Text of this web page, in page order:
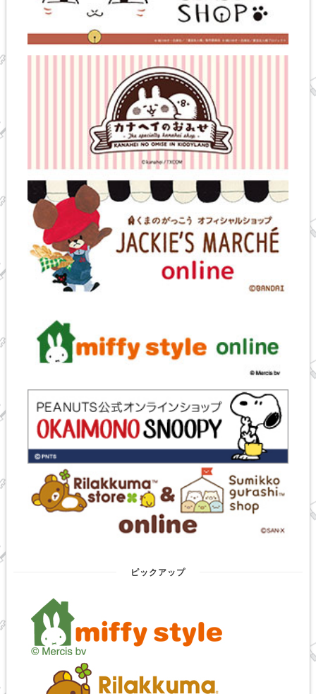
ピックアップ